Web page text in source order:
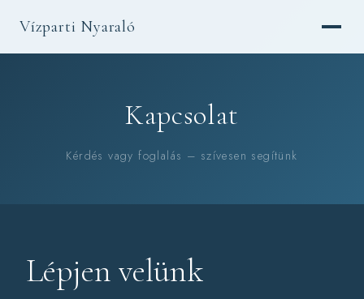
Vízparti Nyaraló
Kapcsolat
Kérdés vagy foglalás – szívesen segítünk
Lépjen velünk